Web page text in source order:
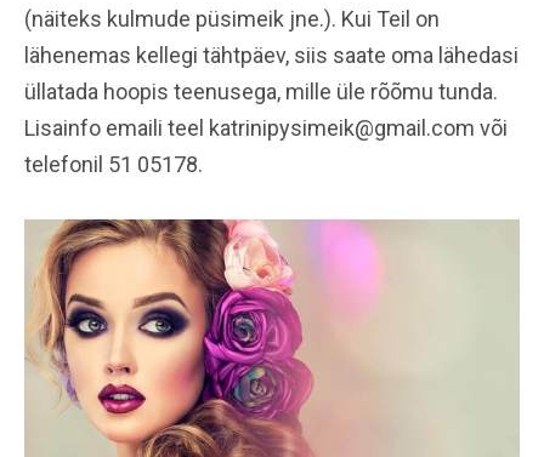
(näiteks kulmude püsimeik jne.). Kui Teil on
lähenemas kellegi tähtpäev, siis saate oma lähedasi
üllatada hoopis teenusega, mille üle rõõmu tunda.
Lisainfo emaili teel katrinipysimeik@gmail.com või
telefonil 51 05178.